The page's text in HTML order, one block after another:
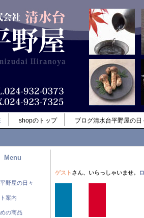
shopのトップ ブログ清水台平野屋の日
Menu
野屋の日々
案内
の商品
ゲスト さん、いらっしゃいませ。